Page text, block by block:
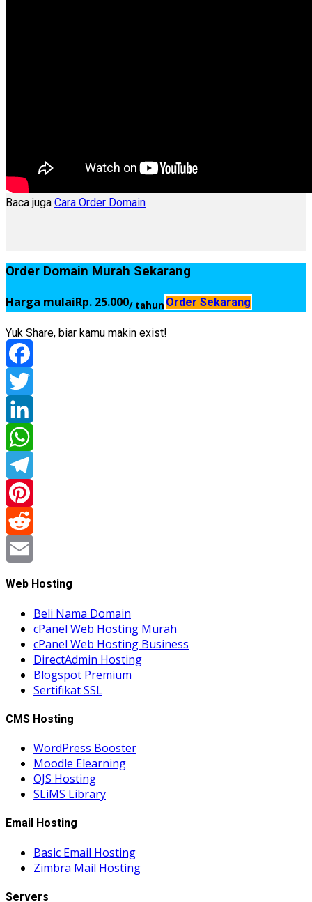
Baca juga Cara Order Domain
Order Domain Murah Sekarang
Harga mulaiRp. 25.000/ tahun Order Sekarang
Yuk Share, biar kamu makin exist!
Facebook
Twitter
LinkedIn
WhatsApp
Telegram
Pinterest
Reddit
Email
Web Hosting
Beli Nama Domain
cPanel Web Hosting Murah
cPanel Web Hosting Business
DirectAdmin Hosting
Blogspot Premium
Sertifikat SSL
CMS Hosting
WordPress Booster
Moodle Elearning
OJS Hosting
SLiMS Library
Email Hosting
Basic Email Hosting
Zimbra Mail Hosting
Servers